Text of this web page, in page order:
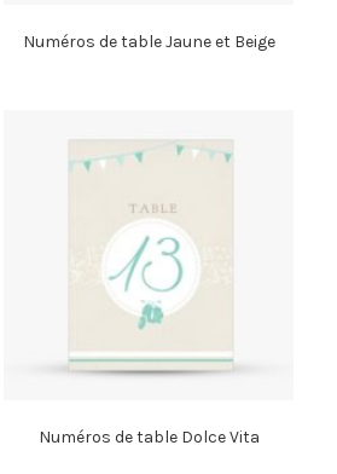
Numéros de table Jaune et Beige
Numéros de table Dolce Vita